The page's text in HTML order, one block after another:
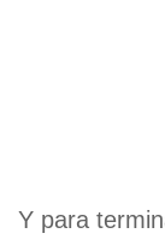
Y para